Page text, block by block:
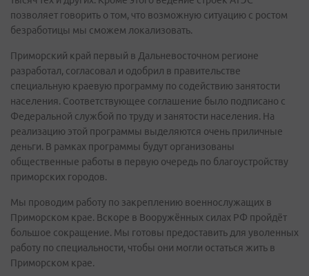
позволяет говорить о том, что возможную ситуацию с ростом
безработицы мы сможем локализовать.
Приморский край первый в Дальневосточном регионе
разработал, согласовал и одобрил в правительстве
специальную краевую программу по содействию занятости
населения. Соответствующее соглашение было подписано с
Федеральной службой по труду и занятости населения. На
реализацию этой программы выделяются очень приличные
деньги. В рамках программы будут организованы
общественные работы в первую очередь по благоустройству
приморских городов.
Мы проводим работу по закреплению военнослужащих в
Приморском крае. Вскоре в Вооружённых силах РФ пройдёт
большое сокращение. Мы готовы предоставить для уволенных
работу по специальности, чтобы они могли остаться жить в
Приморском крае.